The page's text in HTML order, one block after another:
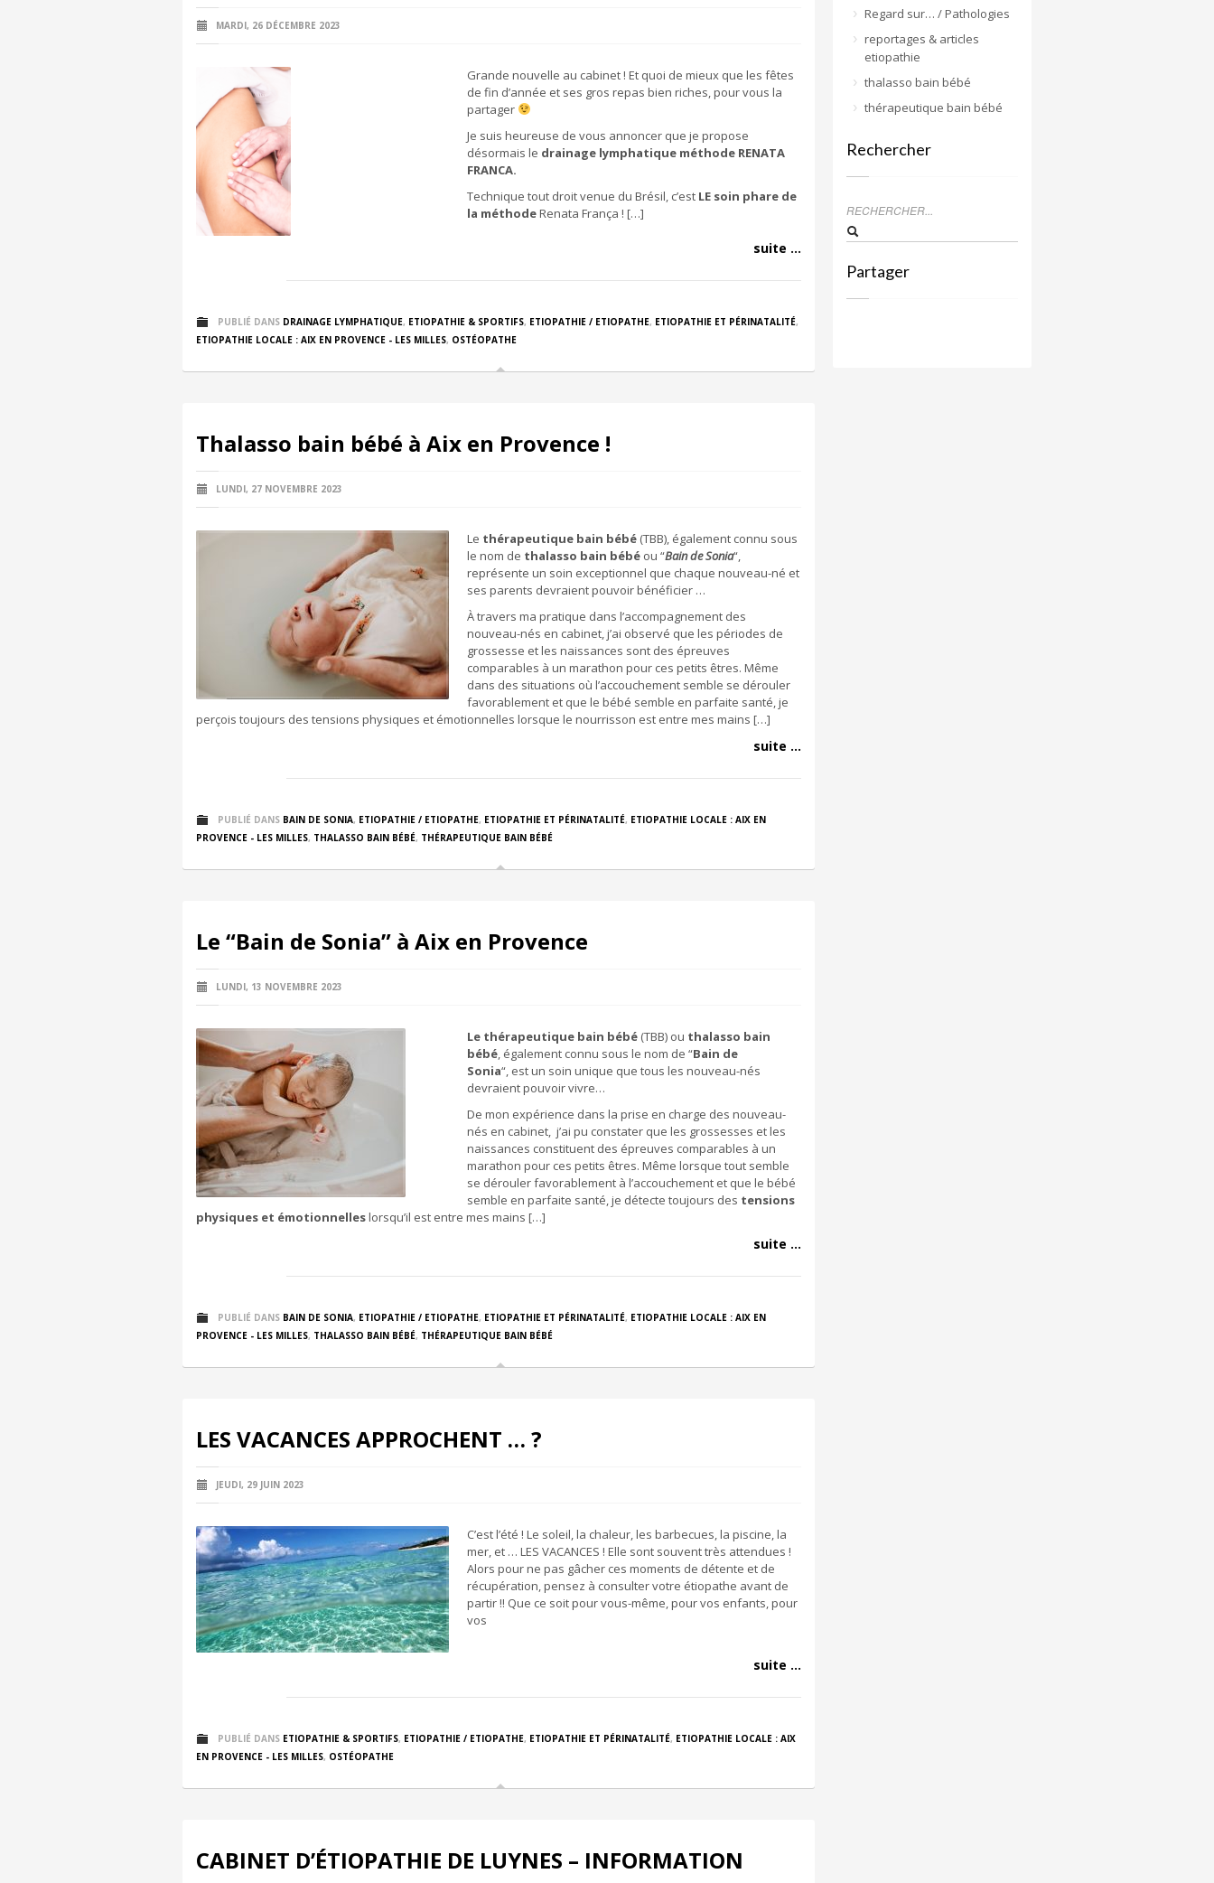
MARDI, 26 DÉCEMBRE 2023
Grande nouvelle au cabinet ! Et quoi de mieux que les fêtes
de fin d’année et ses gros repas bien riches, pour vous la
partager
Je suis heureuse de vous annoncer que je propose
désormais le drainage lymphatique méthode RENATA
FRANCA.
Technique tout droit venue du Brésil, c’est LE soin phare de
la méthodeRenata França ! […]
suite ...
PUBLIÉ DANS DRAINAGE LYMPHATIQUE, ETIOPATHIE & SPORTIFS, ETIOPATHIE / ETIOPATHE, ETIOPATHIE ET PÉRINATALITÉ,
ETIOPATHIE LOCALE : AIX EN PROVENCE - LES MILLES, OSTÉOPATHE
Thalasso bain bébé à Aix en Provence !
LUNDI, 27 NOVEMBRE 2023
Le thérapeutique bain bébé (TBB), également connu sous
le nom de thalasso bain bébé ou “Bain de Sonia“,
représente un soin exceptionnel que chaque nouveau-né et
ses parents devraient pouvoir bénéficier …
À travers ma pratique dans l’accompagnement des
nouveau-nés en cabinet, j’ai observé que les périodes de
grossesse et les naissances sont des épreuves
comparables à un marathon pour ces petits êtres. Même
dans des situations où l’accouchement semble se dérouler
favorablement et que le bébé semble en parfaite santé, je
perçois toujours des tensions physiques et émotionnelles lorsque le nourrisson est entre mes mains […]
suite ...
PUBLIÉ DANS BAIN DE SONIA, ETIOPATHIE / ETIOPATHE, ETIOPATHIE ET PÉRINATALITÉ, ETIOPATHIE LOCALE : AIX EN
PROVENCE - LES MILLES, THALASSO BAIN BÉBÉ, THÉRAPEUTIQUE BAIN BÉBÉ
Le “Bain de Sonia” à Aix en Provence
LUNDI, 13 NOVEMBRE 2023
Le thérapeutique bain bébé (TBB) ou thalasso bain
bébé, également connu sous le nom de “Bain de
Sonia“, est un soin unique que tous les nouveau-nés
devraient pouvoir vivre…
De mon expérience dans la prise en charge des nouveau-
nés en cabinet, j’ai pu constater que les grossesses et les
naissances constituent des épreuves comparables à un
marathon pour ces petits êtres. Même lorsque tout semble
se dérouler favorablement à l’accouchement et que le bébé
semble en parfaite santé, je détecte toujours des tensions
physiques et émotionnelleslorsqu’il est entre mes mains […]
suite ...
PUBLIÉ DANS BAIN DE SONIA, ETIOPATHIE / ETIOPATHE, ETIOPATHIE ET PÉRINATALITÉ, ETIOPATHIE LOCALE : AIX EN
PROVENCE - LES MILLES, THALASSO BAIN BÉBÉ, THÉRAPEUTIQUE BAIN BÉBÉ
LES VACANCES APPROCHENT … ?
JEUDI, 29 JUIN 2023
C’est l’été ! Le soleil, la chaleur, les barbecues, la piscine, la
mer, et … LES VACANCES ! Elle sont souvent très attendues !
Alors pour ne pas gâcher ces moments de détente et de
récupération, pensez à consulter votre étiopathe avant de
partir !! Que ce soit pour vous-même, pour vos enfants, pour
vos
suite ...
PUBLIÉ DANS ETIOPATHIE & SPORTIFS, ETIOPATHIE / ETIOPATHE, ETIOPATHIE ET PÉRINATALITÉ, ETIOPATHIE LOCALE : AIX
EN PROVENCE - LES MILLES, OSTÉOPATHE
CABINET D’ÉTIOPATHIE DE LUYNES – INFORMATION
Regard sur… / Pathologies
reportages & articles
etiopathie
thalasso bain bébé
thérapeutique bain bébé
Rechercher
Partager